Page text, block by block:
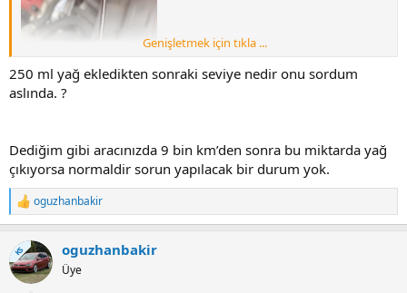
Bu şekilde çıkmıştı ölçtüğümde ve bu uyarıyı ben 250 ml yağ
ekleyene kadar vermişti.
Genişletmek için tıkla ...
250 ml yağ ekledikten sonraki seviye nedir onu sordum
aslında. ?
Dediğim gibi aracınızda 9 bin km’den sonra bu miktarda yağ
çıkıyorsa normaldir sorun yapılacak bir durum yok.
T
e
k
i
l
oguzhanbakir
KS oguzhanbakir
Üye